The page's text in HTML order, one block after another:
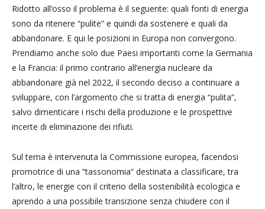
Ridotto all’osso il problema è il seguente: quali fonti di energia
sono da ritenere “pulite” e quindi da sostenere e quali da
abbandonare. E qui le posizioni in Europa non convergono.
Prendiamo anche solo due Paesi importanti come la Germania
e la Francia: il primo contrario all’energia nucleare da
abbandonare già nel 2022, il secondo deciso a continuare a
sviluppare, con l’argomento che si tratta di energia “pulita”,
salvo dimenticare i rischi della produzione e le prospettive
incerte di eliminazione dei rifiuti.
Sul tema è intervenuta la Commissione europea, facendosi
promotrice di una “tassonomia” destinata a classificare, tra
l’altro, le energie con il criterio della sostenibilità ecologica e
aprendo a una possibile transizione senza chiudere con il